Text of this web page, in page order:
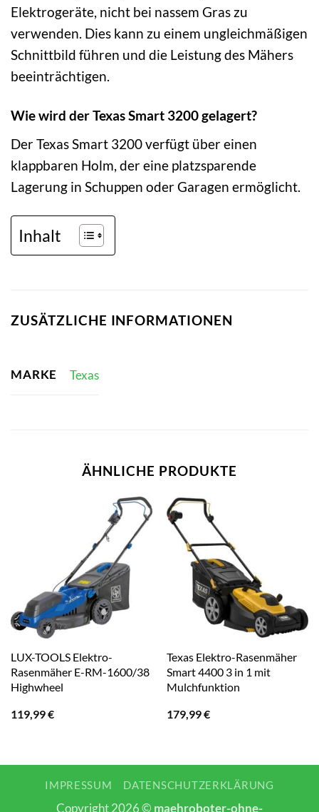
Elektrogeräte, nicht bei nassem Gras zu
verwenden. Dies kann zu einem ungleichmäßigen
Schnittbild führen und die Leistung des Mähers
beeinträchtigen.
Wie wird der Texas Smart 3200 gelagert?
Der Texas Smart 3200 verfügt über einen
klappbaren Holm, der eine platzsparende
Lagerung in Schuppen oder Garagen ermöglicht.
Inhalt
ZUSÄTZLICHE INFORMATIONEN
MARKE Texas
ÄHNLICHE PRODUKTE
LUX-TOOLS Elektro-
Rasenmäher E-RM-1600/38
Highwheel
119,99€
Texas Elektro-Rasenmäher
Smart 4400 3 in 1 mit
Mulchfunktion
179,99€
IMPRESSUM DATENSCHUTZERKLÄRUNG
Copyright 2026 © maehroboter-ohne-